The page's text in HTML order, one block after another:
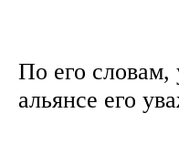
По его словам,
альянсе его